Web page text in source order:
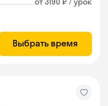
Выбрать время